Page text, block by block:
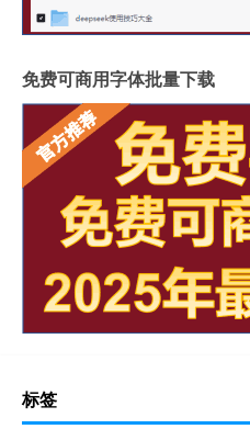
免费可商用字体批量下载
标签